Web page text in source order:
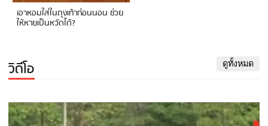
เอาหอมใส่ในถุงเท้าก่อนนอน ช่วย
ให้หายเป็นหวัดได้?
วิดีโอ ดูทั้งหมด